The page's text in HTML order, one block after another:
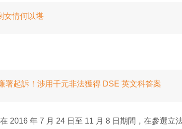
女情何以堪
署起訴！涉用千元非法獲得 DSE 英文科答案
2016 年 7 月 24 日至 11 月 8 日期間，在參選立